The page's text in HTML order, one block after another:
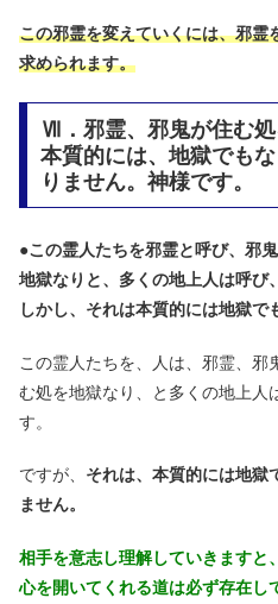
この邪霊を変えていくには、邪霊
求められます。
Ⅶ．邪霊、邪鬼が住む処
本質的には、地獄でも
りません。神様です。
●この霊人たちを邪霊と呼び、邪
地獄なりと、多くの地上人は呼び
しかし、それは本質的には地獄で
この霊人たちを、人は、邪霊、邪
む処を地獄なり、と多くの地上人
す。
ですが、 それは、本質的には地獄
ません。
相手を意志し理解していきますと
心を開いてくれる道は必ず存在し